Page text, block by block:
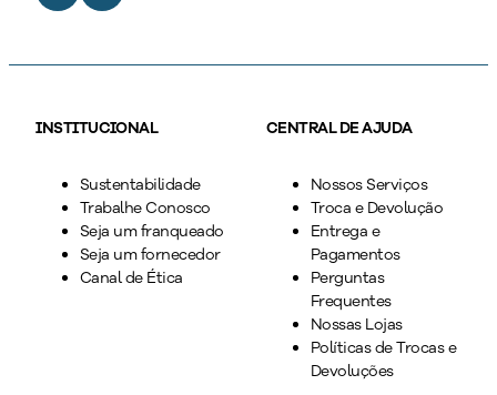
INSTITUCIONAL
Sustentabilidade
Trabalhe Conosco
Seja um franqueado
Seja um fornecedor
Canal de Ética
CENTRAL DE AJUDA
Nossos Serviços
Troca e Devolução
Entrega e
Pagamentos
Perguntas
Frequentes
Nossas Lojas
Políticas de Trocas e
Devoluções